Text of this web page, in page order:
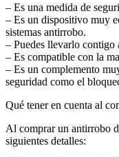
– Es una medida de
– Es un dispositivo muy
sistemas antirrobo.
– Puedes llevarlo contigo
– Es compatible con la
– Es un complemento
seguridad como el
Qué tener en cuenta al
Al comprar un antirrobo
siguientes detalles: